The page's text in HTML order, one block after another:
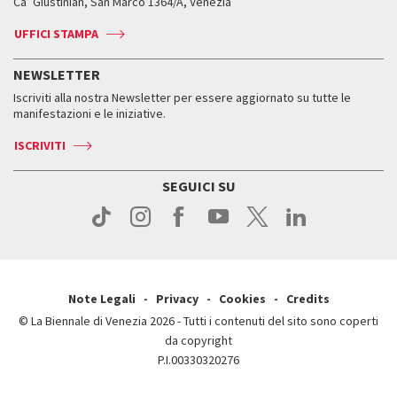
Press
Accrediti
Come raggiungerci
Biglietti
Accrediti
Come raggiungerci
Contatti
Press
Press
Leone d’argento
Edizioni passate
Orari e sedi
Biglietti
Servizi al pubblico
Come raggiungerci
Contatti
ASAC DATI
Storia
Orari e sedi
UFFICI STAMPA
NEWSLETTER
Iscriviti alla nostra Newsletter per essere aggiornato su tutte le
manifestazioni e le iniziative.
ISCRIVITI
SEGUICI SU
Note Legali Privacy Cookies
Credits
© La Biennale di Venezia 2026 - Tutti i contenuti del sito sono coperti
da copyright
P.I.00330320276